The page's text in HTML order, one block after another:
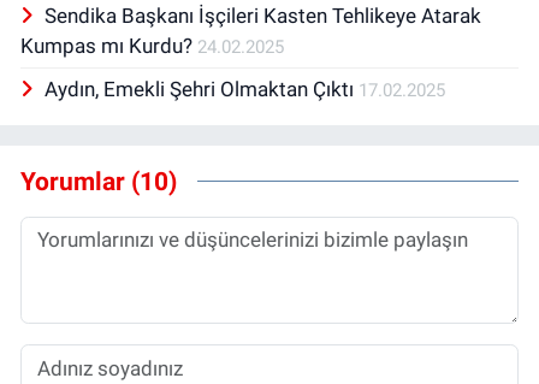
Sendika Başkanı İşçileri Kasten Tehlikeye Atarak
Kumpas mı Kurdu? 24.02.2025
Aydın, Emekli Şehri Olmaktan Çıktı 17.02.2025
Yorumlar (10)